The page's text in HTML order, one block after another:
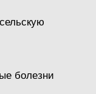
болезни